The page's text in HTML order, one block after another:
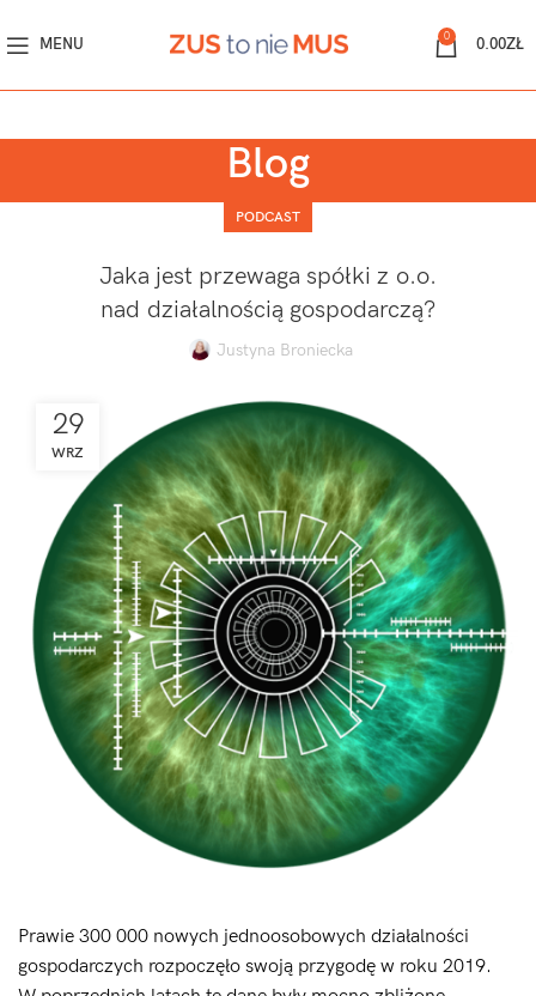
MENU 0 0.00ZŁ
Blog
PODCAST
Jaka jest przewaga spółki z o.o.
nad działalnością gospodarczą?
Justyna Broniecka
29
WRZ
Prawie 300 000 nowych jednoosobowych działalności
gospodarczych rozpoczęło swoją przygodę w roku 2019.